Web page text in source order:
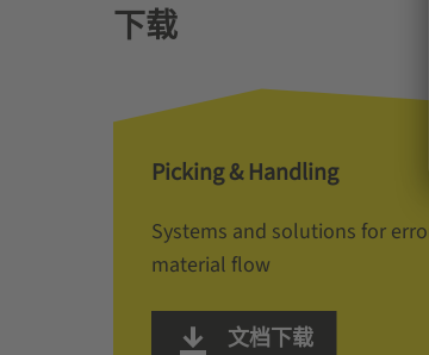
下载
Picking & Handling
Systems and solutions for
material flow
文档下载